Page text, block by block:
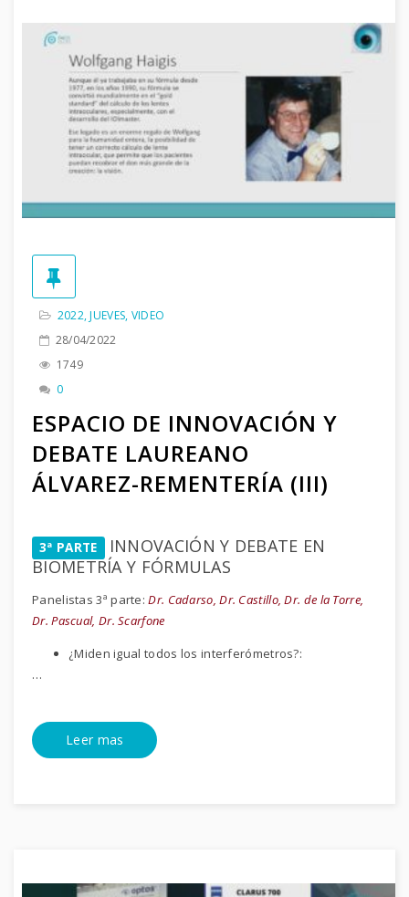
2022,JUEVES, VIDEO
28/04/2022
1749
0
ESPACIO DE INNOVACIÓN Y
DEBATE LAUREANO
ÁLVAREZ-REMENTERÍA (III)
3ª PARTE INNOVACIÓN Y DEBATE EN
BIOMETRÍA Y FÓRMULAS
Panelistas 3ª parte:Dr. Cadarso, Dr. Castillo, Dr. de la Torre,
Dr. Pascual, Dr. Scarfone
¿Miden igual todos los interferómetros?:
…
Leer mas